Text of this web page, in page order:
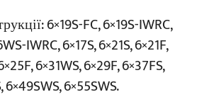
6×19S-FC, 6×19S-IWRC,
IWRC, 6×17S, 6×21S, 6×21F,
6×31WS, 6×29F, 6×37FS,
6×49SWS, 6×55SWS.